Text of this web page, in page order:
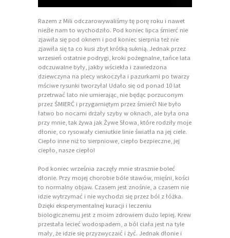
Razem z Mili odczarowywaliśmy tę porę roku i nawet
nieźle nam to wychodziło. Pod koniec lipca śmierć nie
zjawiła się pod oknem i pod koniec sierpnia też nie
zjawiła się ta co kusi zbyt krótką suknią. Jednak przez
wrzesień ostatnie podrygi, kroki pożegnalne, tańce lata
odczuwalne były, jakby wściekła i zawiedzona
dziewczyna na plecy wskoczyła i pazurkami po twarzy
mściwe rysunki tworzyła! Udało się od ponad 10 lat
przetrwać lato nie umierając, nie będąc porzuconym
przez ŚMIERĆ i przygarniętym przez śmierć! Nie było
łatwo bo nocami drżały szyby w oknach, ale była ona
przy mnie, tak żywa jak Żywe Słowa, które rodziły moje
dłonie, co rysowały cieniutkie linie światła na jej ciele.
Ciepło inne niż to sierpniowe, ciepło bezpieczne, jej
ciepło, nasze ciepło!
Pod koniec września zaczęły mnie strasznie boleć
dłonie. Przy mojej chorobie bóle stawów, mięśni, kości
to normalny objaw. Czasem jest znośnie, a czasem nie
idzie wytrzymać i nie wychodzi się przez ból z łóżka.
Dzięki eksperymentalnej kuracji i leczeniu
biologicznemu jest z moim zdrowiem dużo lepiej. Krew
przestała lecieć wodospadem, a ból ciała jest na tyle
mały, że idzie się przyzwyczaić i żyć. Jednak dłonie i